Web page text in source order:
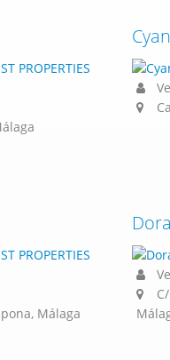
PROPERTIES
Cyan
PROPERTIES
Málaga